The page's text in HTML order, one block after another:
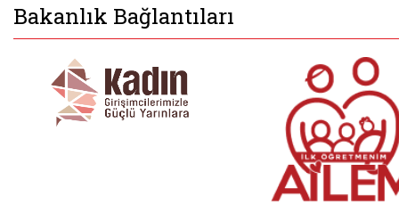
Bakanlık Bağlantıları